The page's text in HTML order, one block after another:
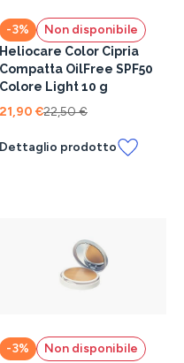
-3% Non disponibile
Heliocare Color Cipria
Compatta OilFree SPF50
Colore Light 10 g
21,90 €22,50 €
Dettaglio prodotto
-3% Non disponibile